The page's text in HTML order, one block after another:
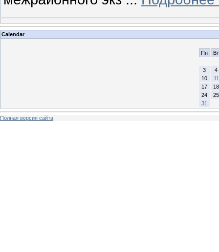
Calendar
Пн Вт
3
4
10
11
17
18
24
25
31
Полная версия сайта